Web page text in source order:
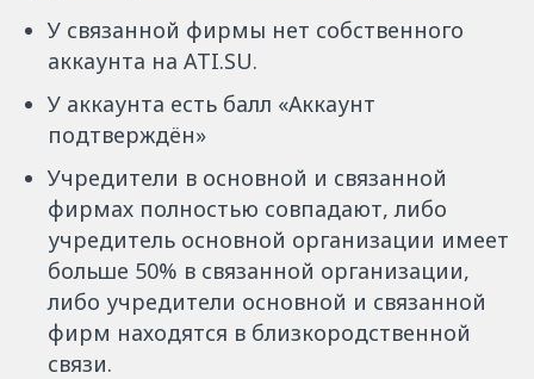
У связанной фирмы нет собственного
аккаунта на ATI.SU.
У аккаунта есть балл «Аккаунт
подтверждён»
Учредители в основной и связанной
фирмах полностью совпадают, либо
учредитель основной организации имеет
больше 50% в связанной организации,
либо учредители основной и связанной
фирм находятся в близкородственной
связи.